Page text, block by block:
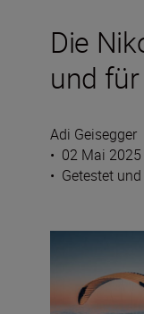
Die
und
Adi Geisegger
• 02 Mai 2025
• Getestet